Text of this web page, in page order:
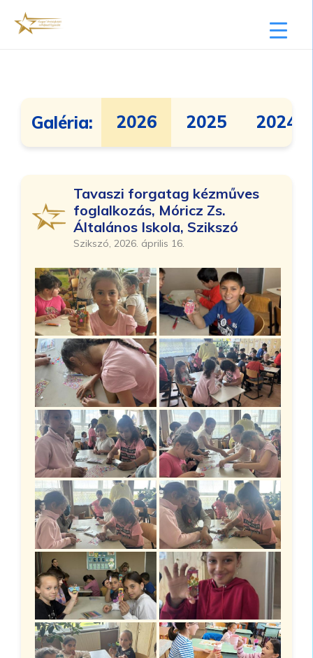
Galéria: 2026 2025 2024
Tavaszi forgatag kézműves
foglalkozás, Móricz Zs.
Általános Iskola, Szikszó
Szikszó, 2026. április 16.